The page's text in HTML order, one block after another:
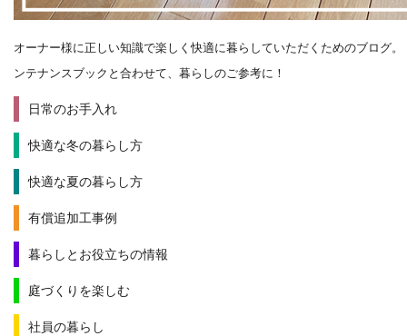
オーナー様に正しい知識で楽しく快適に暮らしていただくためのブログ。
ンテナンスブックと合わせて、暮らしのご参考に！
日常のお手入れ
快適な冬の暮らし方
快適な夏の暮らし方
有償追加工事例
暮らしとお役立ちの情報
庭づくりを楽しむ
社員の暮らし